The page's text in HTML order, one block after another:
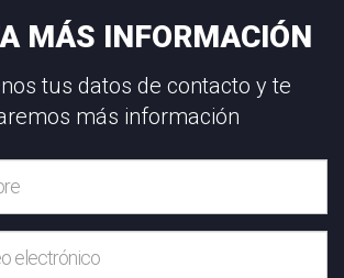
MÁS INFORMACIÓN
tus datos de contacto y te
más información